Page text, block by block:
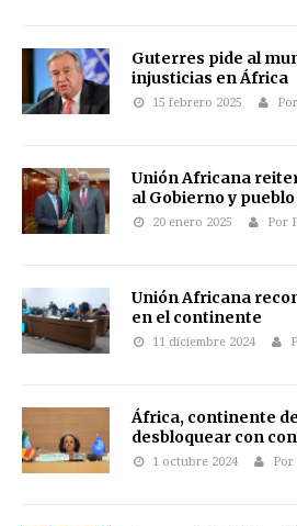
Guterres pide al
injusticias en África
15 febrero 2025
Unión Africana
al Gobierno y pueblo
20 enero 2025 Por
Unión Africana
en el continente
11 diciembre 2024
África, continente
desbloquear con
1 octubre 2024 Por